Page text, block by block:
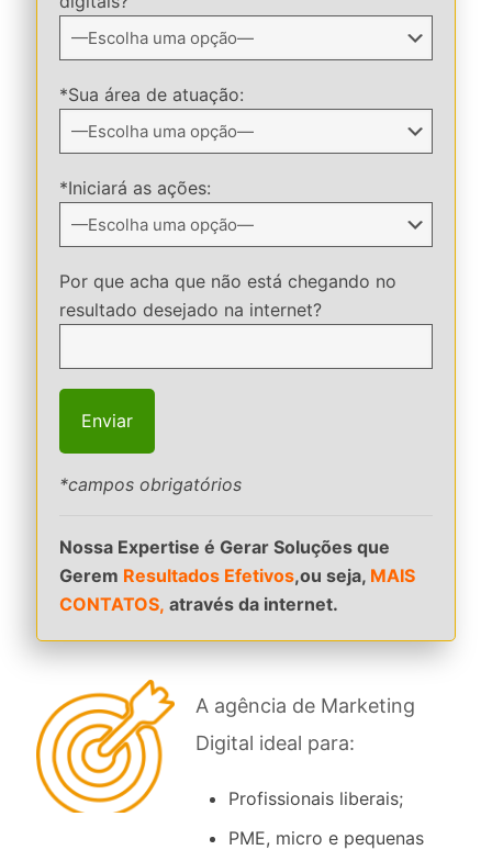
*Sua área de atuação:
*Iniciará as ações:
Por que acha que não está chegando no
resultado desejado na internet?
*campos obrigatórios
Nossa Expertise é Gerar Soluções que
Gerem Resultados Efetivos,ou seja, MAIS
CONTATOS, através da internet.
A agência de Marketing
Digital ideal para:
Profissionais liberais;
PME, micro e pequenas